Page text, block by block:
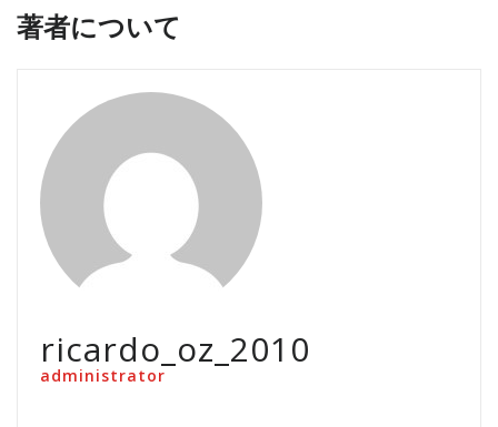
著者について
ricardo_oz_2010
administrator